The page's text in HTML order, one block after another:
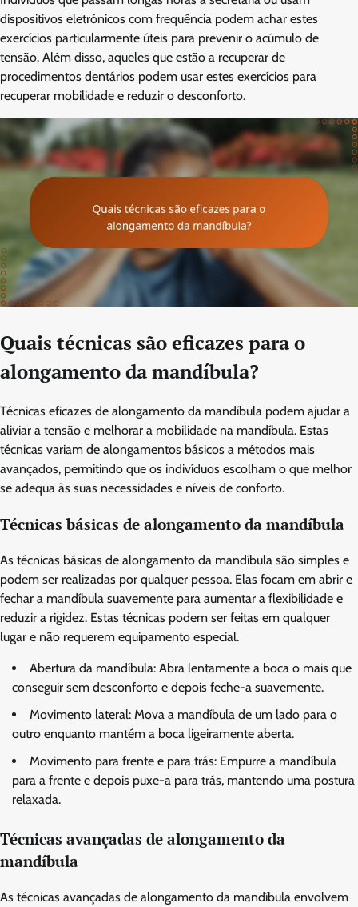
dispositivos eletrónicos com frequência podem achar estes
exercícios particularmente úteis para prevenir o acúmulo de
tensão. Além disso, aqueles que estão a recuperar de
procedimentos dentários podem usar estes exercícios para
recuperar mobilidade e reduzir o desconforto.
Quais técnicas são eficazes para o
alongamento da mandíbula?
Técnicas eficazes de alongamento da mandíbula podem ajudar a
aliviar a tensão e melhorar a mobilidade na mandíbula. Estas
técnicas variam de alongamentos básicos a métodos mais
avançados, permitindo que os indivíduos escolham o que melhor
se adequa às suas necessidades e níveis de conforto.
Técnicas básicas de alongamento da mandíbula
As técnicas básicas de alongamento da mandíbula são simples e
podem ser realizadas por qualquer pessoa. Elas focam em abrir e
fechar a mandíbula suavemente para aumentar a flexibilidade e
reduzir a rigidez. Estas técnicas podem ser feitas em qualquer
lugar e não requerem equipamento especial.
Abertura da mandíbula: Abra lentamente a boca o mais que
conseguir sem desconforto e depois feche-a suavemente.
Movimento lateral: Mova a mandíbula de um lado para o
outro enquanto mantém a boca ligeiramente aberta.
Movimento para frente e para trás: Empurre a mandíbula
para a frente e depois puxe-a para trás, mantendo uma postura
relaxada.
Técnicas avançadas de alongamento da
mandíbula
As técnicas avançadas de alongamento da mandíbula envolvem